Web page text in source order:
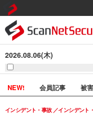
2026.08.06(木)
NEW! 会員記事 被
インシデント・事故 インシデント